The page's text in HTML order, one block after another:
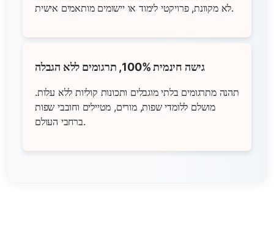
לא מקוונת, פרויקטי לימוד או יישומים מותאמים אישית.
גישה חינמית 100%, תרגומים ללא הגבלה
תהנה מתרגומים בלתי מוגבלים ותכונות קוליות ללא עלות.
מושלם ללומדי שפות, מורים, מטיילים וחובבי שפות
ברחבי העולם.